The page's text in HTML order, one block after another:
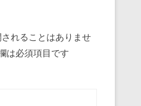
れることはありませ
は必須項目です